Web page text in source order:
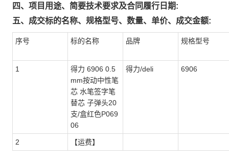
四、项目用途、简要技术要求及合同履行日期:
五、成交标的名称、规格型号、数量、单价、成交金额:
序号 标的名称 品牌 规格型号
1
得力 6906 0.5
mm按动中性笔
芯 水笔签字笔
替芯 子弹头20
支/盒红色P069
06
得力/deli 6906
2 【运费】